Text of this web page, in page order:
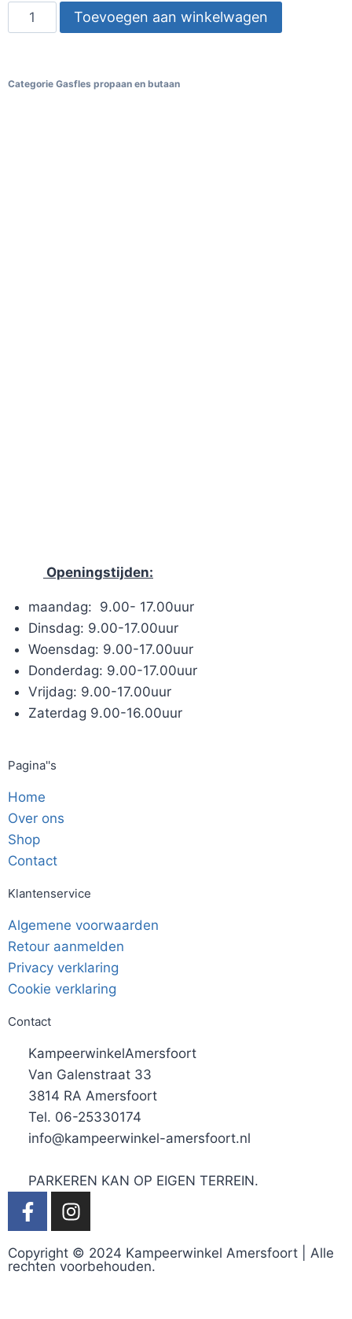
Toevoegen aan winkelwagen
Categorie Gasfles propaan en butaan
Openingstijden:
maandag: 9.00- 17.00uur
Dinsdag: 9.00-17.00uur
Woensdag: 9.00-17.00uur
Donderdag: 9.00-17.00uur
Vrijdag: 9.00-17.00uur
Zaterdag 9.00-16.00uur
Pagina''s
Home
Over ons
Shop
Contact
Klantenservice
Algemene voorwaarden
Retour aanmelden
Privacy verklaring
Cookie verklaring
Contact
KampeerwinkelAmersfoort
Van Galenstraat 33
3814 RA Amersfoort
Tel. 06-25330174
info@kampeerwinkel-amersfoort.nl
PARKEREN KAN OP EIGEN TERREIN.
Copyright © 2024 Kampeerwinkel Amersfoort | Alle
rechten voorbehouden.